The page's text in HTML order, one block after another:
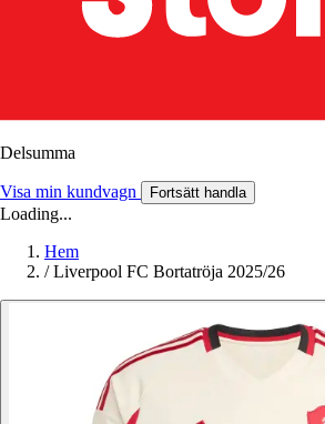
Delsumma
Visa min kundvagn Fortsätt handla
Loading...
Hem
/ Liverpool FC Bortatröja 2025/26